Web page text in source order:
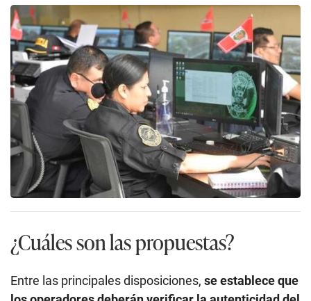
¿Cuáles son las propuestas?
Entre las principales disposiciones, se establece que